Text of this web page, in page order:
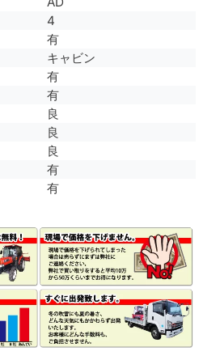
4
有
キャビン
有
有
良
良
良
有
有